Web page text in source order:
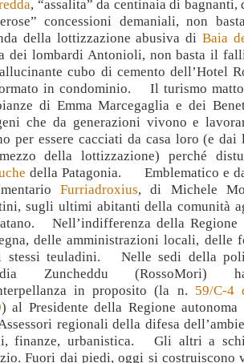
, “assalita” da centinaia di bagnanti,
concessioni demaniali, non
della lottizzazione abusiva di Baia
dei lombardi Antonioli, non basta il
cubo di cemento dell’Hotel
in condominio. Il turismo
di Emma Marcegaglia e dei
che da generazioni vivono e
per essere cacciati da casa loro (e
della lottizzazione) perché
della Patagonia. Emblematico e
Furriadroxius, di Michele
sugli ultimi abitanti della comunità
Nell’indifferenza della Regione
delle amministrazioni locali, delle
stessi teuladini. Nelle sedi della
Zuncheddu (RossoMori)
in proposito (la n. 59/C-4
) al Presidente della Regione autonoma
regionali della difesa
finanze, urbanistica. Gli altri a
Fuori dai piedi, oggi si costruiscono